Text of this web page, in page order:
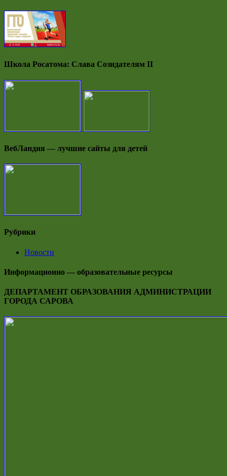
Школа Росатома: Слава Созидателям II
ВебЛандия — лучшие сайты для детей
Рубрики
Новости
Информационно — образовательные ресурсы
ДЕПАРТАМЕНТ ОБРАЗОВАНИЯ АДМИНИСТРАЦИИ
ГОРОДА САРОВА